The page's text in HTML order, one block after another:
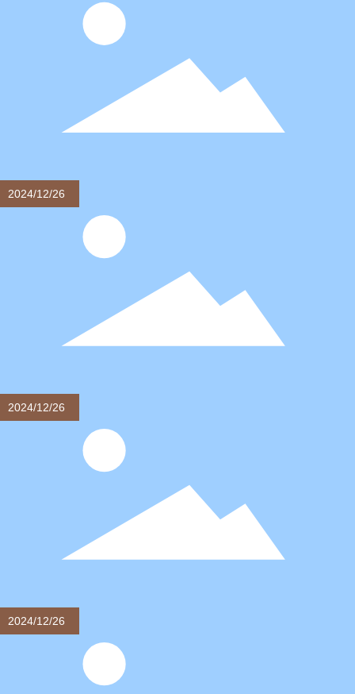
寝具の購入とメンテナンス
糸のサポート：プレーンとツイルのポイント。同じ番手
でも、綾織の方が無地よりも品質が良い。30番手の糸は
より手頃な価格であり、学生やちょうど友人の仕事に参
加し、この種類を選択します。
寝具業界の百科事典
中国の寝具産業の主管部門は国家発展改革委員会とその
地方支部であり、その主な機能は産業政策の策定とその
実施の監督・検査、産業発展計画の研究と策定、産業の
構造調整の指導、産業管理の実施、産業システムの改
革、技術進歩と技術転換、品質管理への参与である。
2024/12/26
家庭用寝具の選び方
シーツはマットレスの上に直接敷くもので、マットレス
を保護し、快適な寝心地を提供するのが主な役割であ
る。シーツの素材は綿、麻、絹などがある。綿のシーツ
は柔らかく、通気性があり、吸湿性に優れているため、
最も一般的な選択です。
2024/12/26
寝具生地のベストチョイス
春と秋 コットンのシーツやカバーは通気性がよく、ほと
2024/12/26